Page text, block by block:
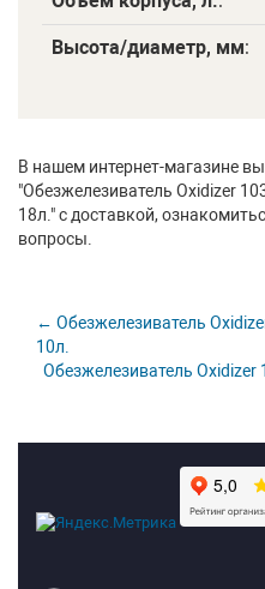
Высота/диаметр, мм:
В нашем интернет-магазине
"Обезжелезиватель Oxidizer
18л." с доставкой,
вопросы.
← Обезжелезиватель
10л.
Обезжелезиватель